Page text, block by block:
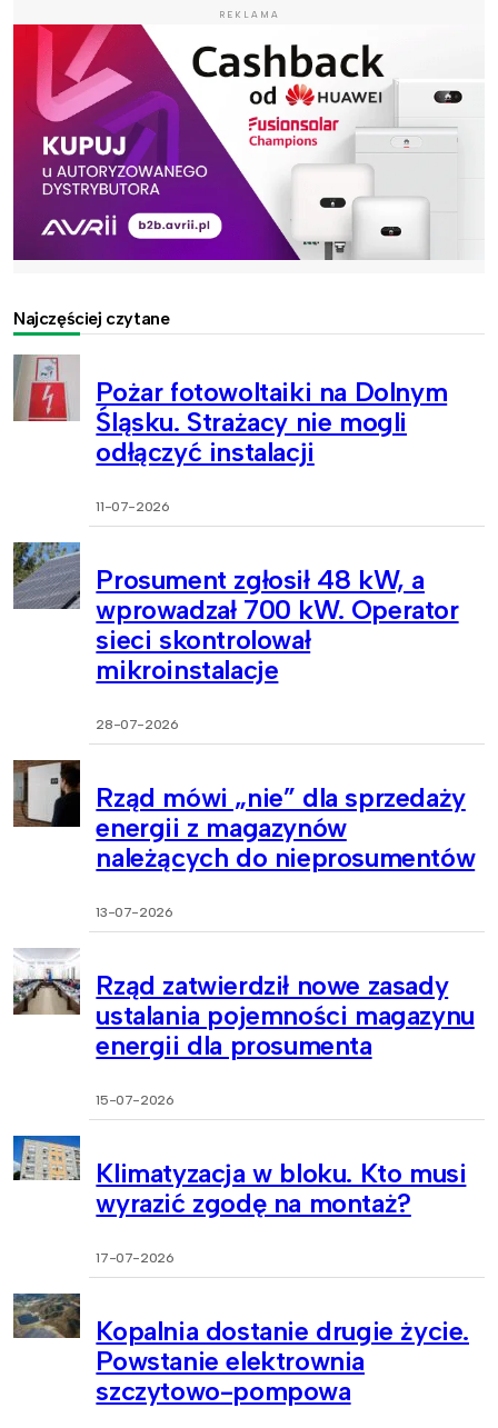
REKLAMA
Najczęściej czytane
Pożar fotowoltaiki na Dolnym
Śląsku. Strażacy nie mogli
odłączyć instalacji
11-07-2026
Prosument zgłosił 48 kW, a
wprowadzał 700 kW. Operator
sieci skontrolował
mikroinstalacje
28-07-2026
Rząd mówi „nie” dla sprzedaży
energii z magazynów
należących do nieprosumentów
13-07-2026
Rząd zatwierdził nowe zasady
ustalania pojemności magazynu
energii dla prosumenta
15-07-2026
Klimatyzacja w bloku. Kto musi
wyrazić zgodę na montaż?
17-07-2026
Kopalnia dostanie drugie życie.
Powstanie elektrownia
szczytowo-pompowa